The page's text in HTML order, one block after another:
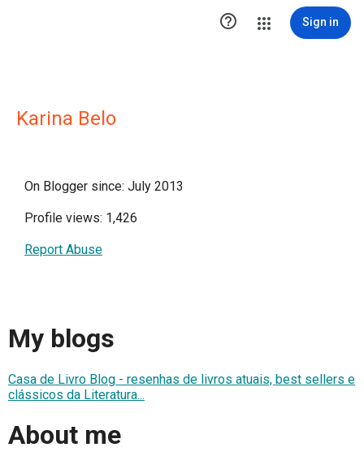
 Sign in
Karina Belo
On Blogger since: July 2013
Profile views: 1,426
Report Abuse
My blogs
Casa de Livro Blog - resenhas de livros atuais, best sellers e
clássicos da Literatura...
About me